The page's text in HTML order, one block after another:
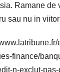
Ramane de
sau nu in
finance/
n-exclut-